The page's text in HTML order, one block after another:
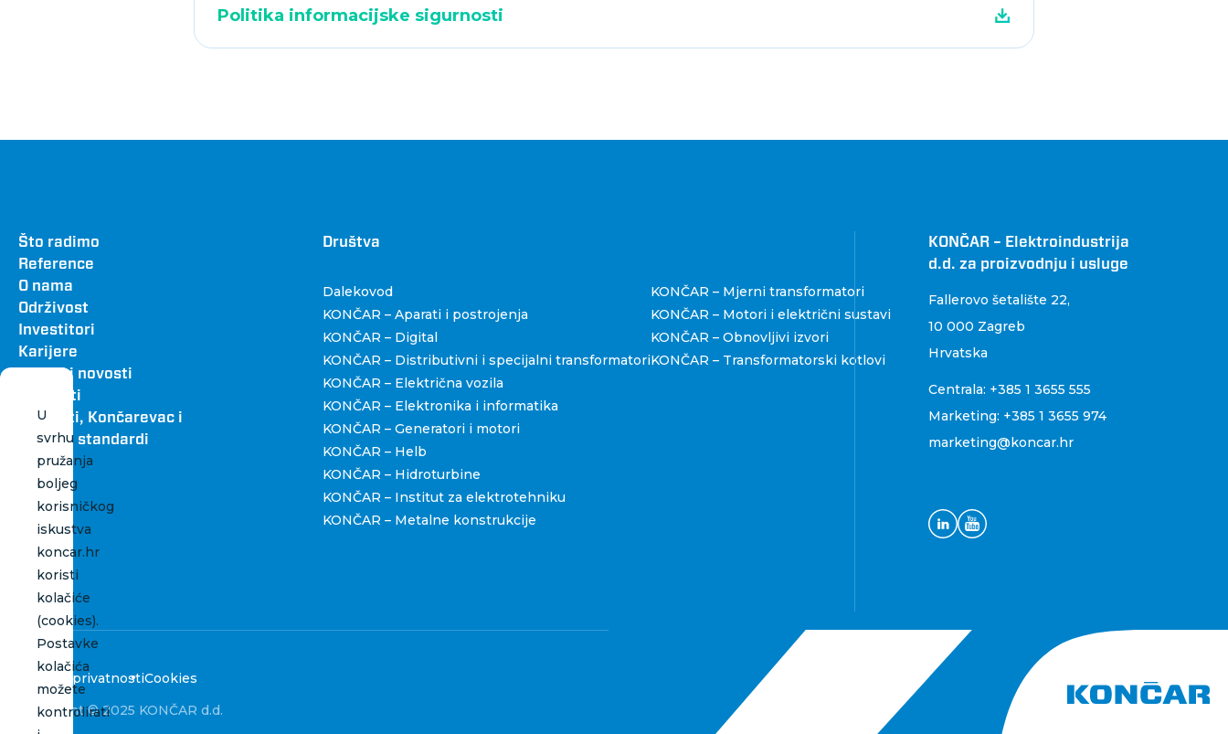
Politika informacijske sigurnosti
Footer
Što radimo
Reference
O nama
Održivost
Investitori
Karijere
Vijesti i novosti
Kontakti
Katalozi, Končarevac i
grafički standardi
Društva
Društva
Dalekovod
KONČAR – Aparati i postrojenja
KONČAR – Digital
KONČAR – Distributivni i specijalni transformatori
KONČAR – Električna vozila
KONČAR – Elektronika i informatika
KONČAR – Generatori i motori
KONČAR – Helb
KONČAR – Hidroturbine
KONČAR – Institut za elektrotehniku
KONČAR – Metalne konstrukcije
KONČAR – Mjerni transformatori
KONČAR – Motori i električni sustavi
KONČAR – Obnovljivi izvori
KONČAR – Transformatorski kotlovi
KONČAR – Elektroindustrija
d.d. za proizvodnju i usluge
Fallerovo šetalište 22,
10 000 Zagreb
Hrvatska
Centrala: +385 1 3655 555
Marketing: +385 1 3655 974
marketing@koncar.hr
Politika privatnostiCookies
Copyright © 2025 KONČAR d.d.
U
svrhu
pružanja
boljeg
korisničkog
iskustva
koncar.hr
koristi
kolačiće
(cookies).
Postavke
kolačića
možete
kontrolirati